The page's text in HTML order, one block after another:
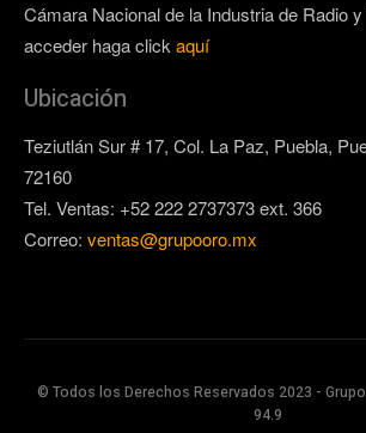
Cámara Nacional de la Industria de Radio
acceder haga click aquí
Ubicación
Teziutlán Sur # 17, Col. La Paz, Puebla,
72160
Tel. Ventas: +52 222 2737373 ext. 366
Correo: ventas@grupooro.mx
© Todos los Derechos Reservados 2023 -
94.9